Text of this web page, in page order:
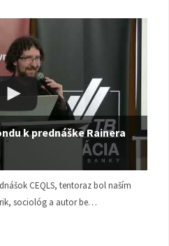
k prednáške Rainera
CEQLS, tentoraz bol naším
sociológ a autor be…